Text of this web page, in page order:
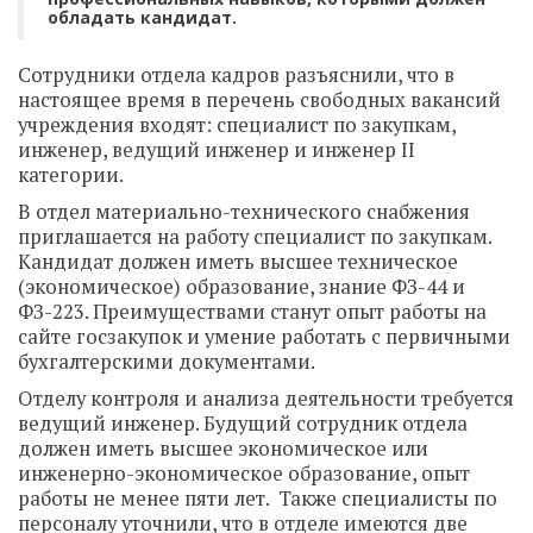
обладать кандидат.
Сотрудники отдела кадров разъяснили, что в
настоящее время в перечень свободных вакансий
учреждения входят: специалист по закупкам,
инженер, ведущий инженер и инженер II
категории.
В отдел материально-технического снабжения
приглашается на работу специалист по закупкам.
Кандидат должен иметь высшее техническое
(экономическое) образование, знание ФЗ-44 и
ФЗ-223. Преимуществами станут опыт работы на
сайте госзакупок и умение работать с первичными
бухгалтерскими документами.
Отделу контроля и анализа деятельности требуется
ведущий инженер. Будущий сотрудник отдела
должен иметь высшее экономическое или
инженерно-экономическое образование, опыт
работы не менее пяти лет. Также специалисты по
персоналу уточнили, что в отделе имеются две